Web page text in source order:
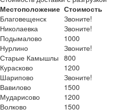
Местоположение Стоимость
Благовещенск
Звоните!
Николаевка
Звоните!
Подымалово
1000
Нурлино
Звоните!
Старые Камышлы 800
Курасково
1200
Шарипово
Звоните!
Вавилово
1500
Мударисово
1200
Волково
1500